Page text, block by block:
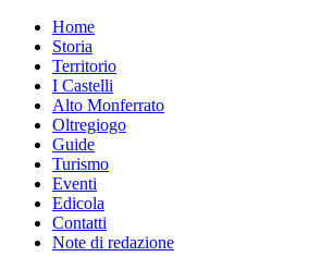
Home
Storia
Territorio
I Castelli
Alto Monferrato
Oltregiogo
Guide
Turismo
Eventi
Edicola
Contatti
Note di redazione